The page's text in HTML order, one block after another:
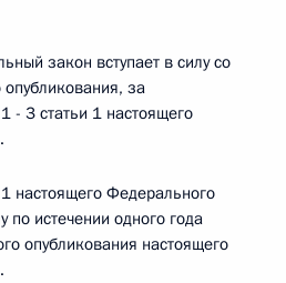
закон вступает в силу со
за
- 3 статьи 1 настоящего
настоящего Федерального
по истечении одного года
опубликования настоящего